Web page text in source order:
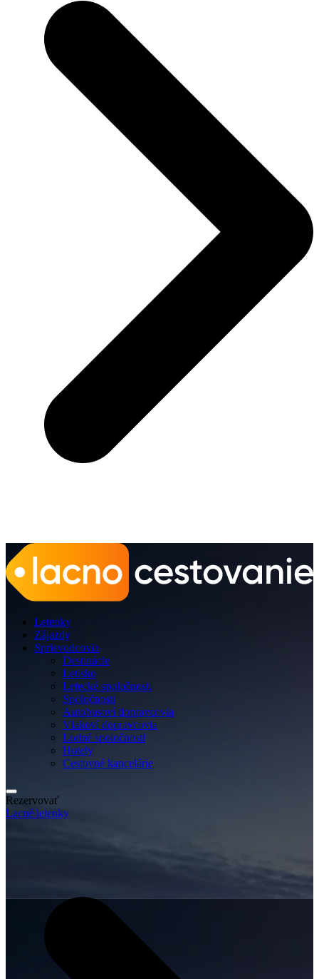
Letenky
Zájazdy
Sprievodcovia
Destinácie
Letisko
Letecké spoločnosti
Spoločnosti
Autobusoví dopravcovia
Vlakoví dopravcovia
Lodné spoločnosti
Hotely
Cestovné kancelárie
Rezervovať
Lacné letenky